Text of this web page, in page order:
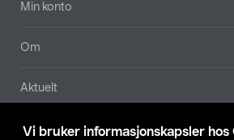
Vi bruker informasjonskapsler hos
Min konto
Om
Aktuelt
Våre selskaper